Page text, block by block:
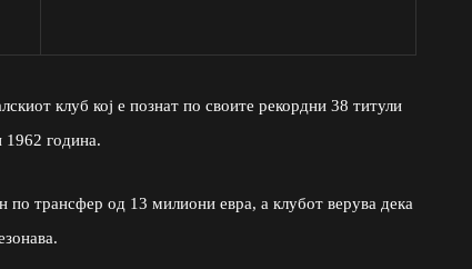
клуб кој е познат по своите рекордни 38 титули
1962 година.
трансфер од 13 милиони евра, а клубот верува дека